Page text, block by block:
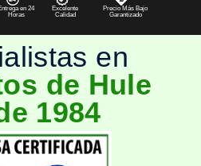
en 24
Horas
Excelente
Calidad
Precio Más Bajo
Garantizado
en
de Hule
1984